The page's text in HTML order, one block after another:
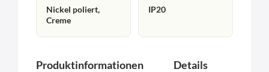
Nickel poliert,
Creme
IP20
Produktinformationen Details